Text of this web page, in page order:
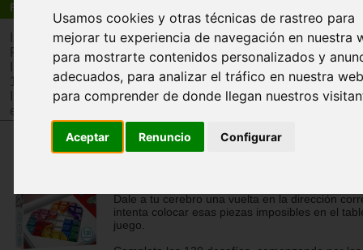
Usamos cookies y otras técnicas de rastreo para
mejorar tu experiencia de navegación en nuestra
para mostrarte contenidos personalizados y
adecuados, para analizar el tráfico en nuestra
para comprender de donde llegan nuestros
Aceptar Renuncio Configurar
Registro
>Tienda>Juguetes infantiles>Juguetes por tipo>
Rompecabezas
>Tienda > Juguetes infantiles > Juguetes por edad
12 años
>Tienda>Juguetes infantiles>Juguetes por tipo>
estimulación intelectual y memoria
IQ Love
Dale a tu cerebro una vuelta en la dirección
intenta colocar esas piezas imposibles en el
juego.